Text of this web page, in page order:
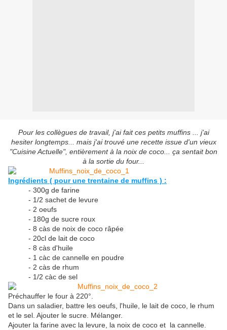
Pour les collègues de travail, j'ai fait ces petits muffins ... j'ai
hesiter longtemps... mais j'ai trouvé une recette issue d'un vieux
"Cuisine Actuelle", entièrement à la noix de coco... ça sentait bon
à la sortie du four...
Ingrédients ( pour une trentaine de muffins ) :
- 300g de farine
- 1/2 sachet de levure
- 2 oeufs
- 180g de sucre roux
- 8 càs de noix de coco râpée
- 20cl de lait de coco
- 8 càs d'huile
- 1 càc de cannelle en poudre
- 2 càs de rhum
- 1/2 càc de sel
Préchauffer le four à 220°.
Dans un saladier, battre les oeufs, l'huile, le lait de coco, le rhum
et le sel. Ajouter le sucre. Mélanger.
Ajouter la farine avec la levure, la noix de coco et la cannelle.